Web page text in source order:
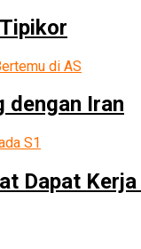
dengan Iran
Dapat Kerja